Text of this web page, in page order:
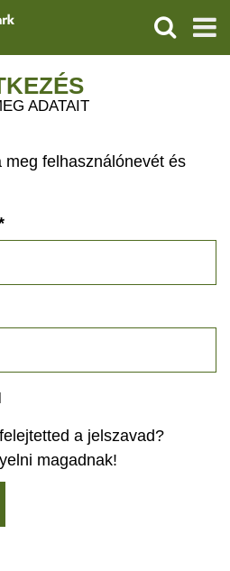
KERESÉS
ADATAIT
felhasználónevét és
a jelszavad?
magadnak!